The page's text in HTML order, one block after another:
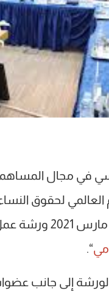
في مجال
العالمي لحقوق
“.
إلى جانب